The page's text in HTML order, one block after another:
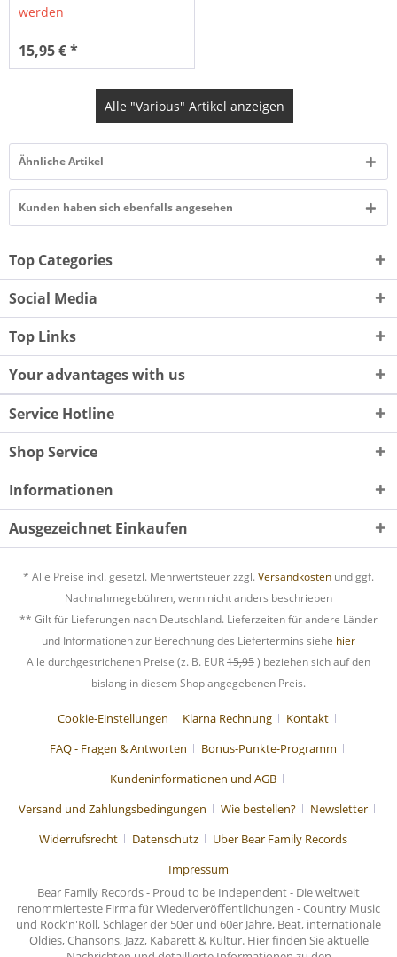
werden
15,95 € *
Alle "Various" Artikel anzeigen
Ähnliche Artikel
Kunden haben sich ebenfalls angesehen
Top Categories
Social Media
Top Links
Your advantages with us
Service Hotline
Shop Service
Informationen
Ausgezeichnet Einkaufen
* Alle Preise inkl. gesetzl. Mehrwertsteuer zzgl. Versandkosten und ggf.
Nachnahmegebühren, wenn nicht anders beschrieben
** Gilt für Lieferungen nach Deutschland. Lieferzeiten für andere Länder
und Informationen zur Berechnung des Liefertermins siehe hier
Alle durchgestrichenen Preise (z. B. EUR15,95) beziehen sich auf den
bislang in diesem Shop angegebenen Preis.
Cookie-Einstellungen Klarna Rechnung
Kontakt
FAQ - Fragen & Antworten
Bonus-Punkte-Programm
Kundeninformationen und AGB
Versand und Zahlungsbedingungen
Wie bestellen?
Newsletter
Widerrufsrecht
Datenschutz
Über Bear Family Records
Impressum
Bear Family Records - Proud to be Independent - Die weltweit
renommierteste Firma für Wiederveröffentlichungen - Country Music
und Rock'n'Roll, Schlager der 50er und 60er Jahre, Beat, internationale
Oldies, Chansons, Jazz, Kabarett & Kultur. Hier finden Sie aktuelle